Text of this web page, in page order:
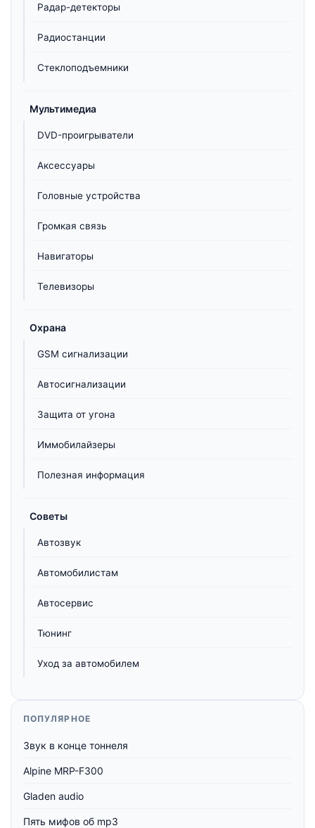
Радар-детекторы
Радиостанции
Стеклоподъемники
Мультимедиа
DVD-проигрыватели
Аксессуары
Головные устройства
Громкая связь
Навигаторы
Телевизоры
Охрана
GSM сигнализации
Автосигнализации
Защита от угона
Иммобилайзеры
Полезная информация
Советы
Автозвук
Автомобилистам
Автосервис
Тюнинг
Уход за автомобилем
ПОПУЛЯРНОЕ
Звук в конце тоннеля
Alpine MRP-F300
Gladen audio
Пять мифов об mp3